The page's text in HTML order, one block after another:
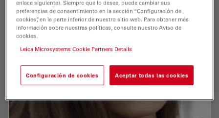
enlace siguiente). Siempre que lo desee, puede cambiar sus
preferencias de consentimiento en la sección “Configuración de
cookies”, en la parte inferior de nuestro sitio web. Para obtener más
información sobre nuestras políticas, consulte nuestro Aviso de
cookies.
Leica Microsystems Cookie Partners Details
Configuración de cookies Aceptar todas las cookies